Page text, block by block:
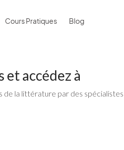
Cours Pratiques Blog
et accédez à
de la littérature par des spécialistes